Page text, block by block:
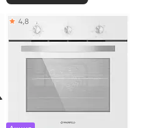
4,8